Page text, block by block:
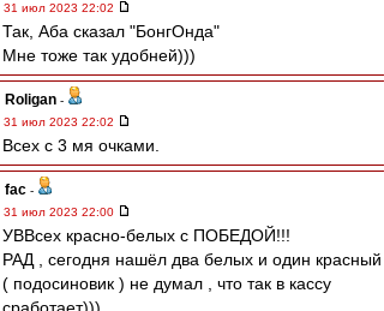
31 июл 2023 22:02
Так, Аба сказал "БонгОнда"
Мне тоже так удобней)))
Roligan -
31 июл 2023 22:02
Всех с 3 мя очками.
fac -
31 июл 2023 22:00
УВВсех красно-белых с ПОБЕДОЙ!!!
РАД , сегодня нашёл два белых и один красный
( подосиновик ) не думал , что так в кассу